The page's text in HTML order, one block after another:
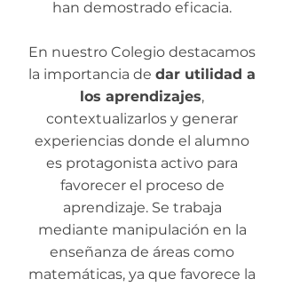
han demostrado eficacia.
En nuestro Colegio destacamos
la importancia de dar utilidad a
los aprendizajes,
contextualizarlos y generar
experiencias donde el alumno
es protagonista activo para
favorecer el proceso de
aprendizaje. Se trabaja
mediante manipulación en la
enseñanza de áreas como
matemáticas, ya que favorece la